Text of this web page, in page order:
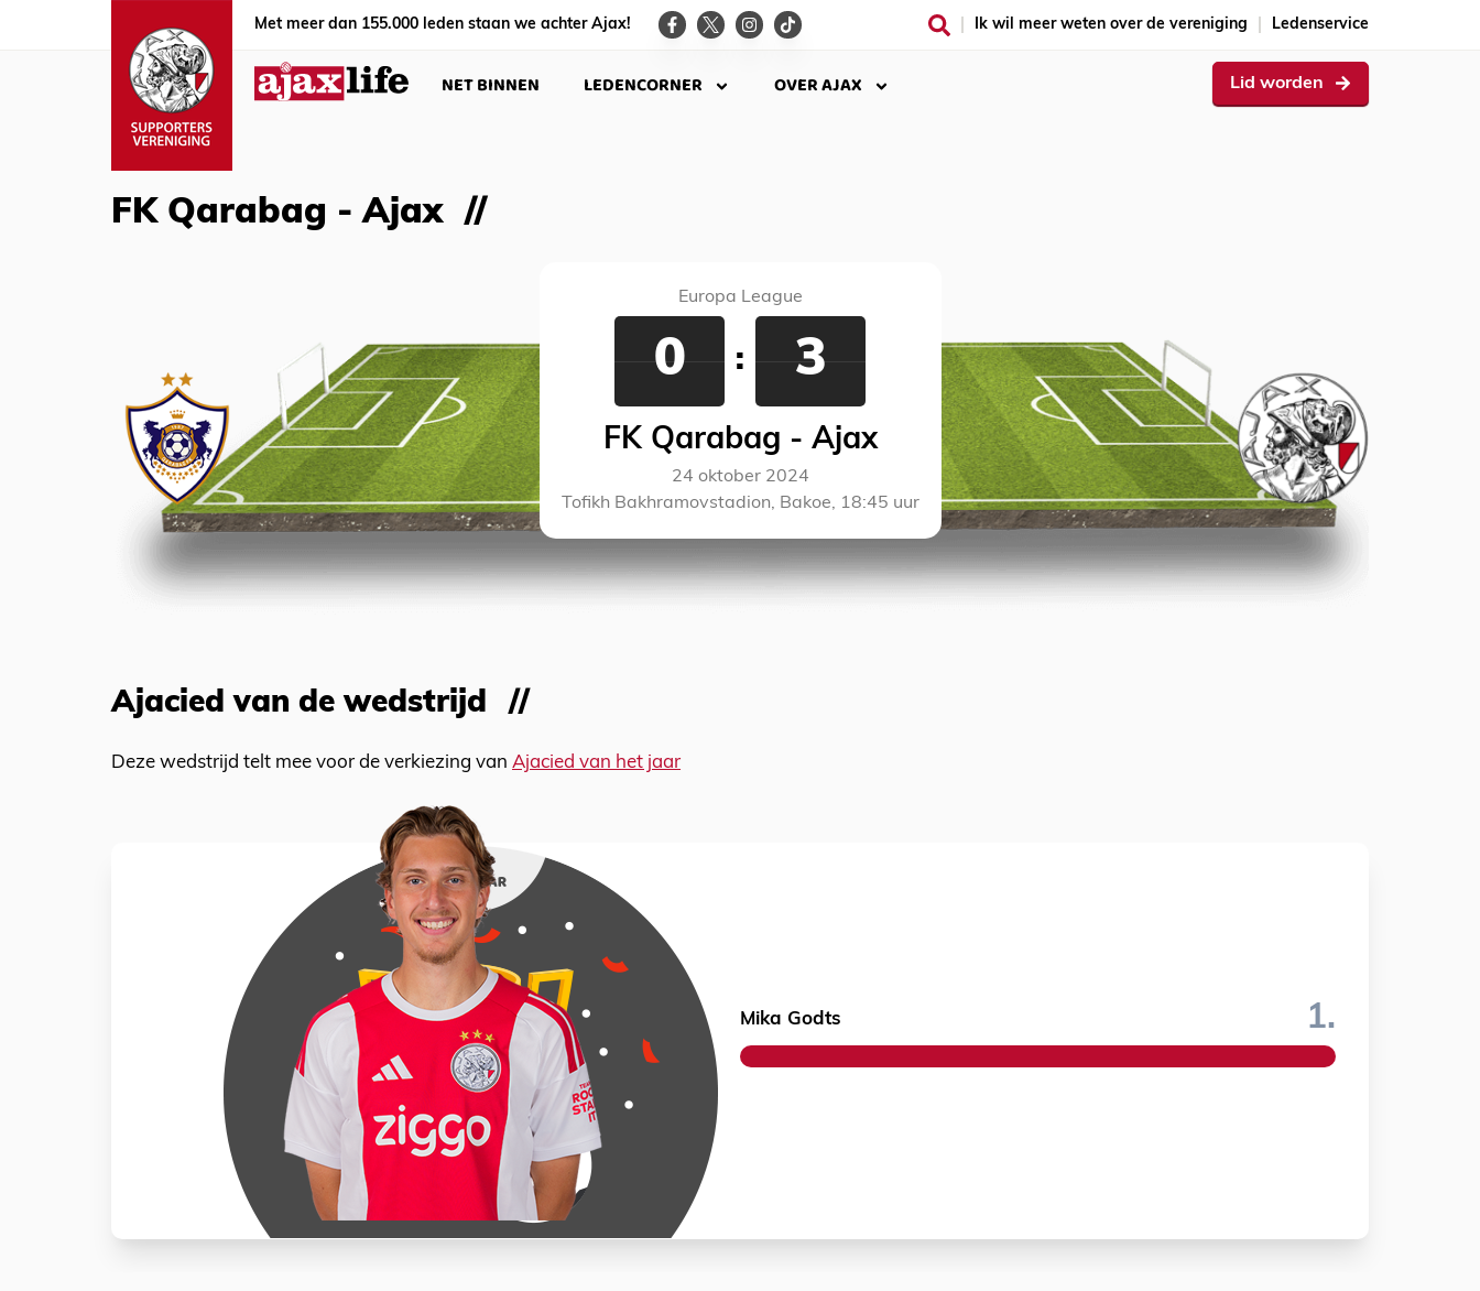
Met meer dan 155.000 leden staan we achter Ajax! Ik wil meer weten over de vereniging Ledenservice
NET BINNEN LEDENCORNER OVER AJAX Lid worden
FK Qarabag - Ajax
Europa League
0 : 3
FK Qarabag - Ajax
24 oktober 2024
Tofikh Bakhramovstadion, Bakoe, 18:45 uur
Ajacied van de wedstrijd
Deze wedstrijd telt mee voor de verkiezing van Ajacied van het jaar
Mika Godts 1.